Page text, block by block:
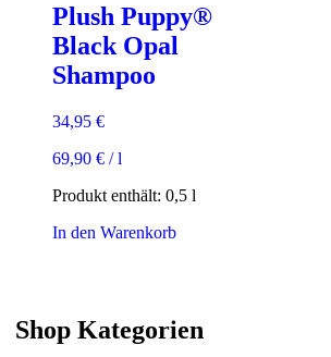
Plush Puppy®
Black Opal
Shampoo
34,95 €
69,90 € /l
Produkt enthält: 0,5 l
In den Warenkorb
Shop Kategorien